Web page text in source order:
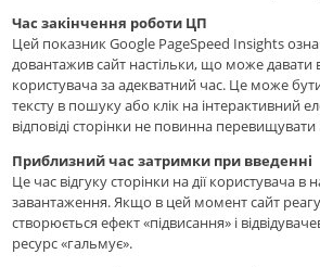
Час закінчення роботи ЦП
Цей показник Google PageSpeed ​​Insights
довантажив сайт настiльки, що може давати
користувача за адекватний час. Це може
тексту в пошуку або клік на інтерактивний
відповіді сторінки не повинна перевищувати
Приблизний час затримки при введенні
Це час відгуку сторінки на дії користувача в
завантаження. Якщо в цей момент сайт
створюється ефект «підвисання» і
ресурс «гальмує».